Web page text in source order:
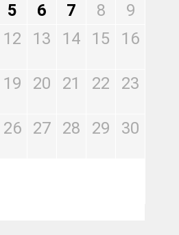
5 6 7 8
9
12 13 14 15 16
19 20 21 22 23
26 27 28 29 30